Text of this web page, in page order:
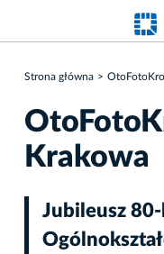
Strona główna
Krakowa
Jubileusz